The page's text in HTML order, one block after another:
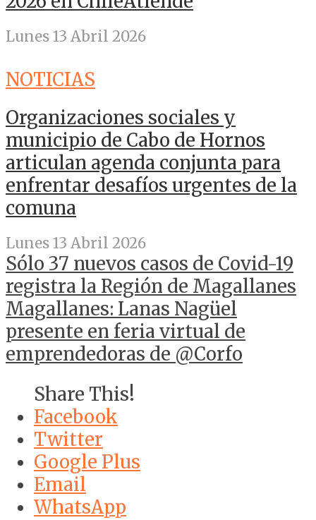
Lunes 13 Abril 2026
NOTICIAS
Organizaciones sociales y
municipio de Cabo de Hornos
articulan agenda conjunta para
enfrentar desafíos urgentes de la
comuna
Lunes 13 Abril 2026
Sólo 37 nuevos casos de Covid-19
registra la Región de Magallanes
Magallanes: Lanas Nagüel
presente en feria virtual de
emprendedoras de @Corfo
Share This!
Facebook
Twitter
Google Plus
Email
WhatsApp